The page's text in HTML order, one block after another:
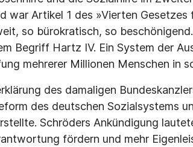
war Artikel 1 des »Vierten Gesetzes
so bürokratisch, so
Begriff Hartz IV. Ein System der
mehrerer Millionen Menschen in
des damaligen
des deutschen Sozialsystems
Schröders Ankündigung
fördern und mehr